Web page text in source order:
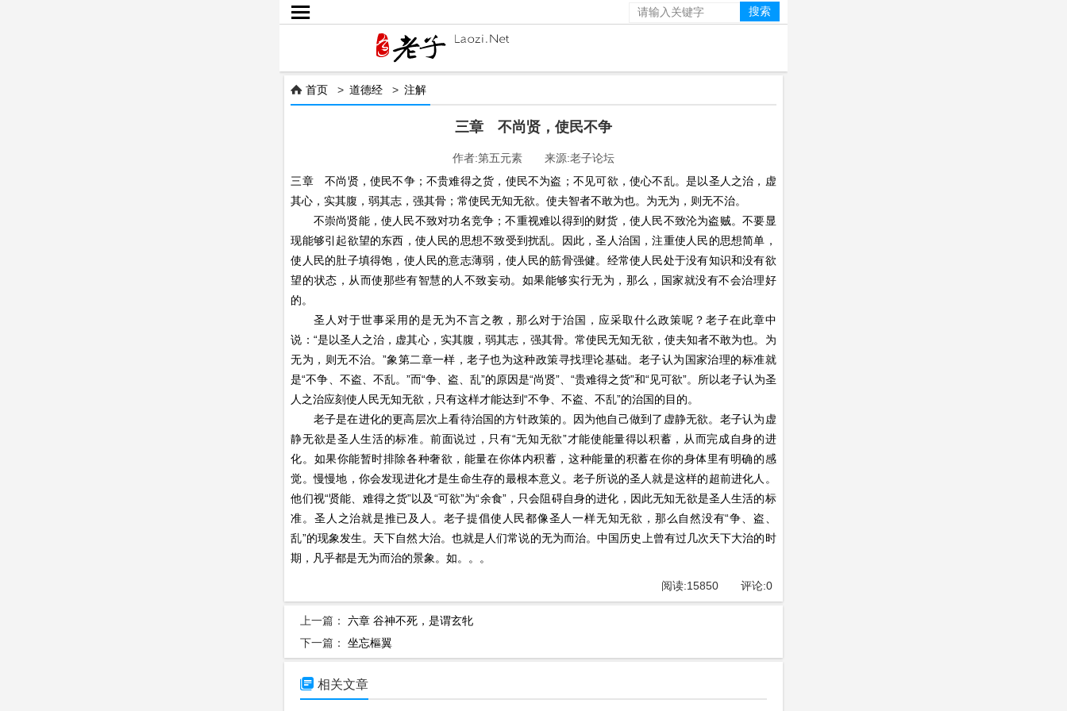

 首页 >道德经 >注解
三章 不尚贤，使民不争
作者:第五元素 来源:老子论坛
三章 不尚贤，使民不争；不贵难得之货，使民不为盗；不见可欲，使心不乱。是以圣人之治，虚
其心，实其腹，弱其志，强其骨；常使民无知无欲。使夫智者不敢为也。为无为，则无不治。
不崇尚贤能，使人民不致对功名竞争；不重视难以得到的财货，使人民不致沦为盗贼。不要显
现能够引起欲望的东西，使人民的思想不致受到扰乱。因此，圣人治国，注重使人民的思想简单，
使人民的肚子填得饱，使人民的意志薄弱，使人民的筋骨强健。经常使人民处于没有知识和没有欲
望的状态，从而使那些有智慧的人不致妄动。如果能够实行无为，那么，国家就没有不会治理好
的。
圣人对于世事采用的是无为不言之教，那么对于治国，应采取什么政策呢？老子在此章中
说：“是以圣人之治，虚其心，实其腹，弱其志，强其骨。常使民无知无欲，使夫知者不敢为也。为
无为，则无不治。”象第二章一样，老子也为这种政策寻找理论基础。老子认为国家治理的标准就
是“不争、不盗、不乱。”而“争、盗、乱”的原因是“尚贤”、“贵难得之货”和“见可欲”。所以老子认为圣
人之治应刻使人民无知无欲，只有这样才能达到“不争、不盗、不乱”的治国的目的。
老子是在进化的更高层次上看待治国的方针政策的。因为他自己做到了虚静无欲。老子认为虚
静无欲是圣人生活的标准。前面说过，只有“无知无欲”才能使能量得以积蓄，从而完成自身的进
化。如果你能暂时排除各种奢欲，能量在你体内积蓄，这种能量的积蓄在你的身体里有明确的感
觉。慢慢地，你会发现进化才是生命生存的最根本意义。老子所说的圣人就是这样的超前进化人。
他们视“贤能、难得之货”以及“可欲”为“余食”，只会阻碍自身的进化，因此无知无欲是圣人生活的标
准。圣人之治就是推已及人。老子提倡使人民都像圣人一样无知无欲，那么自然没有“争、盗、
乱”的现象发生。天下自然大治。也就是人们常说的无为而治。中国历史上曾有过几次天下大治的时
期，凡乎都是无为而治的景象。如。。。
阅读:15850评论:0
上一篇：六章 谷神不死，是谓玄牝
下一篇：坐忘樞翼
 相关文章